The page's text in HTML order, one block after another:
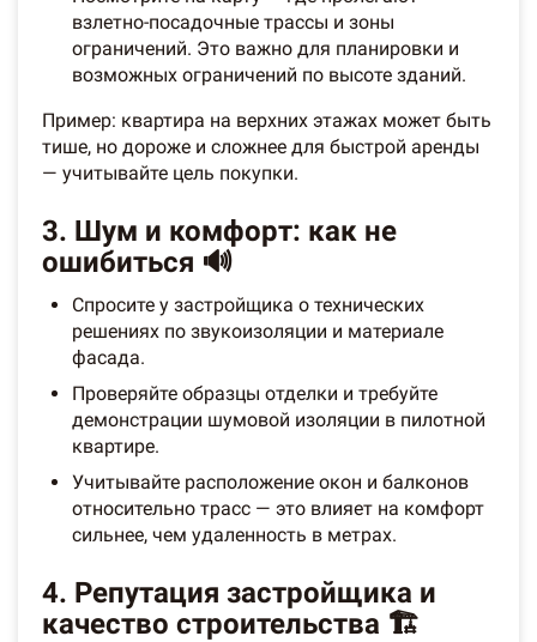
взлетно-посадочные трассы и зоны
ограничений. Это важно для планировки и
возможных ограничений по высоте зданий.
Пример: квартира на верхних этажах может быть
тише, но дороже и сложнее для быстрой аренды
— учитывайте цель покупки.
3. Шум и комфорт: как не
ошибиться 🔊
Спросите у застройщика о технических
решениях по звукоизоляции и материале
фасада.
Проверяйте образцы отделки и требуйте
демонстрации шумовой изоляции в пилотной
квартире.
Учитывайте расположение окон и балконов
относительно трасс — это влияет на комфорт
сильнее, чем удаленность в метрах.
4. Репутация застройщика и
качество строительства 🏗️